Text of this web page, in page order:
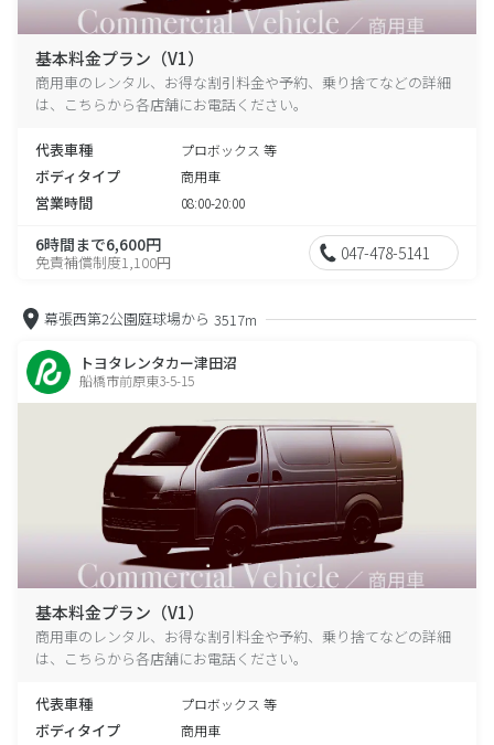
基本料金プラン（V1）
商用車のレンタル、お得な割引料金や予約、乗り捨てなどの詳細
は、こちらから各店舗にお電話ください。
代表車種 プロボックス 等
ボディタイプ 商用車
営業時間 08:00-20:00
6時間まで6,600円
免責補償制度1,100円 047-478-5141
幕張西第2公園庭球場から 3517m
トヨタレンタカー津田沼
船橋市前原東3-5-15
基本料金プラン（V1）
商用車のレンタル、お得な割引料金や予約、乗り捨てなどの詳細
は、こちらから各店舗にお電話ください。
代表車種 プロボックス 等
ボディタイプ 商用車